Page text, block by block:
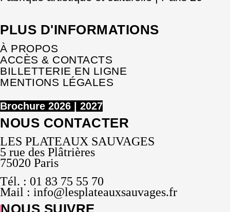
PLUS D'INFORMATIONS
À PROPOS
ACCÈS & CONTACTS
BILLETTERIE EN LIGNE
MENTIONS LÉGALES
Brochure 2026 | 2027
NOUS CONTACTER
LES PLATEAUX SAUVAGES
5 rue des Plâtrières
75020 Paris
Tél. : 01 83 75 55 70
Mail : info@lesplateauxsauvages.fr